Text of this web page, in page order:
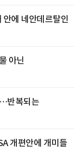
에 네안데르탈인
아닌
반복되는
개편안에 개미들